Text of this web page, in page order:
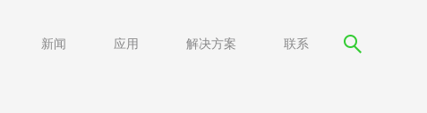
新闻 应用 解决方案 联系